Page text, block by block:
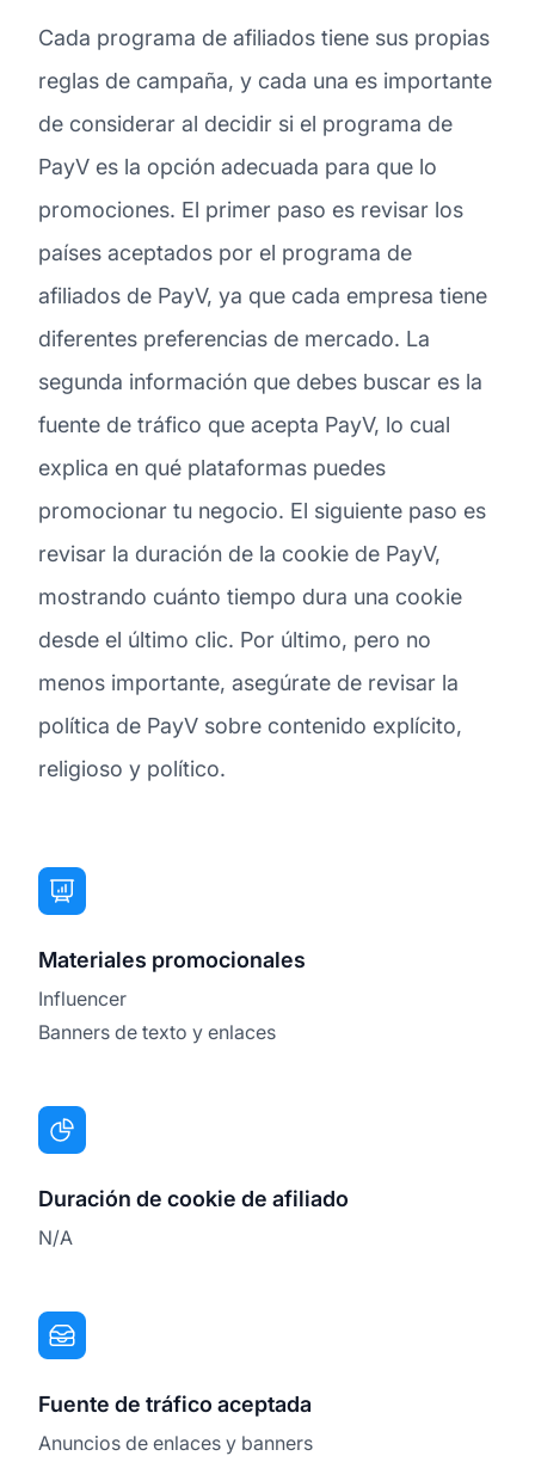
Cada programa de afiliados tiene sus propias
reglas de campaña, y cada una es importante
de considerar al decidir si el programa de
PayV es la opción adecuada para que lo
promociones. El primer paso es revisar los
países aceptados por el programa de
afiliados de PayV, ya que cada empresa tiene
diferentes preferencias de mercado. La
segunda información que debes buscar es la
fuente de tráfico que acepta PayV, lo cual
explica en qué plataformas puedes
promocionar tu negocio. El siguiente paso es
revisar la duración de la cookie de PayV,
mostrando cuánto tiempo dura una cookie
desde el último clic. Por último, pero no
menos importante, asegúrate de revisar la
política de PayV sobre contenido explícito,
religioso y político.
Materiales promocionales
Influencer
Banners de texto y enlaces
Duración de cookie de afiliado
N/A
Fuente de tráfico aceptada
Anuncios de enlaces y banners